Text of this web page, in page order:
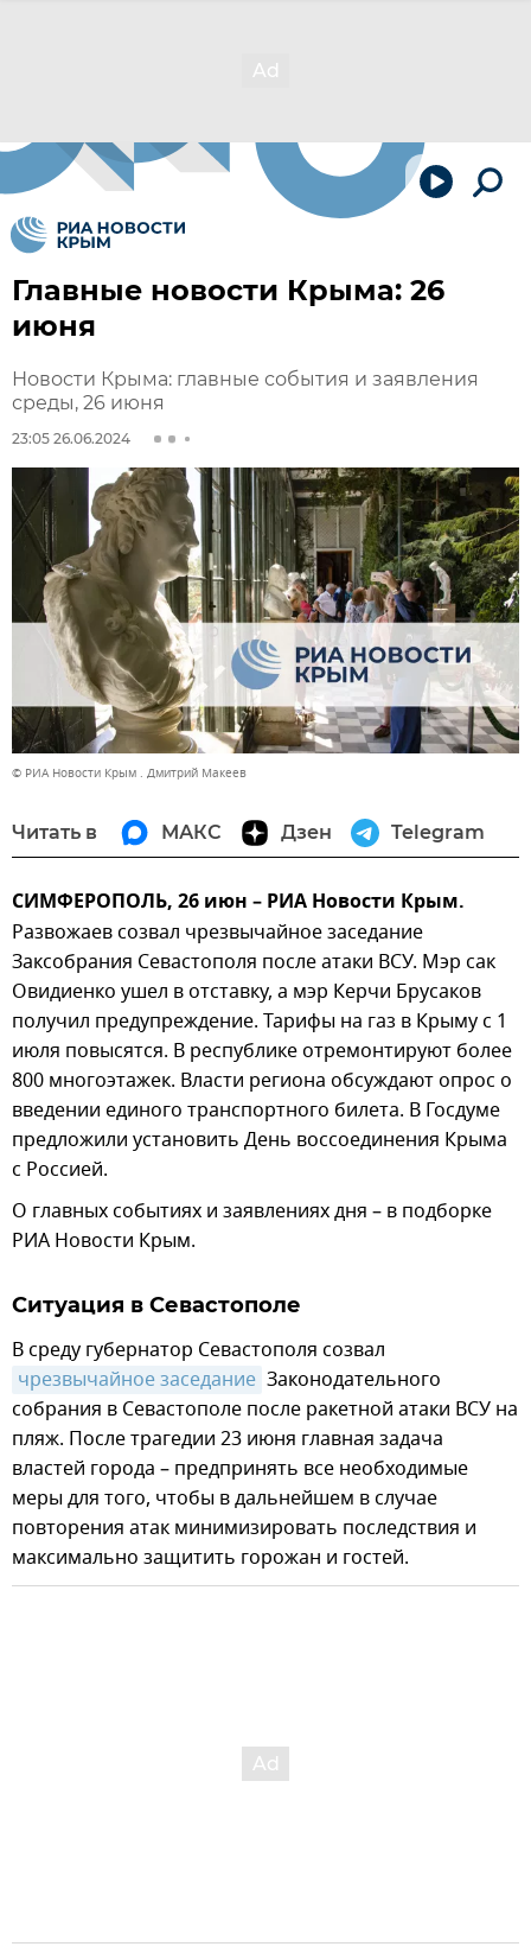
Главные новости Крыма: 26
июня
Новости Крыма: главные события и заявления
среды, 26 июня
23:05 26.06.2024
© РИА Новости Крым . Дмитрий Макеев
Читать в МАКС Дзен Telegram
СИМФЕРОПОЛЬ, 26 июн – РИА Новости Крым.
Развожаев созвал чрезвычайное заседание
Заксобрания Севастополя после атаки ВСУ. Мэр сак
Овидиенко ушел в отставку, а мэр Керчи Брусаков
получил предупреждение. Тарифы на газ в Крыму с 1
июля повысятся. В республике отремонтируют более
800 многоэтажек. Власти региона обсуждают опрос о
введении единого транспортного билета. В Госдуме
предложили установить День воссоединения Крыма
с Россией.
О главных событиях и заявлениях дня – в подборке
РИА Новости Крым.
Ситуация в Севастополе
В среду губернатор Севастополя созвал
чрезвычайное заседание Законодательного
собрания в Севастополе после ракетной атаки ВСУ на
пляж. После трагедии 23 июня главная задача
властей города – предпринять все необходимые
меры для того, чтобы в дальнейшем в случае
повторения атак минимизировать последствия и
максимально защитить горожан и гостей.